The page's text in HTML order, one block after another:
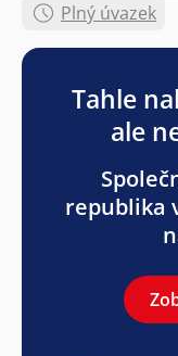
Plný úvazek
Tahle
ale
republika